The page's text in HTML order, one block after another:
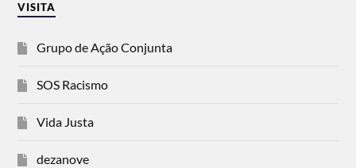
VISITA
Grupo de Ação Conjunta
SOS Racismo
Vida Justa
dezanove